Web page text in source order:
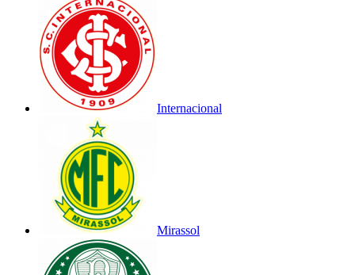
Internacional
Mirassol